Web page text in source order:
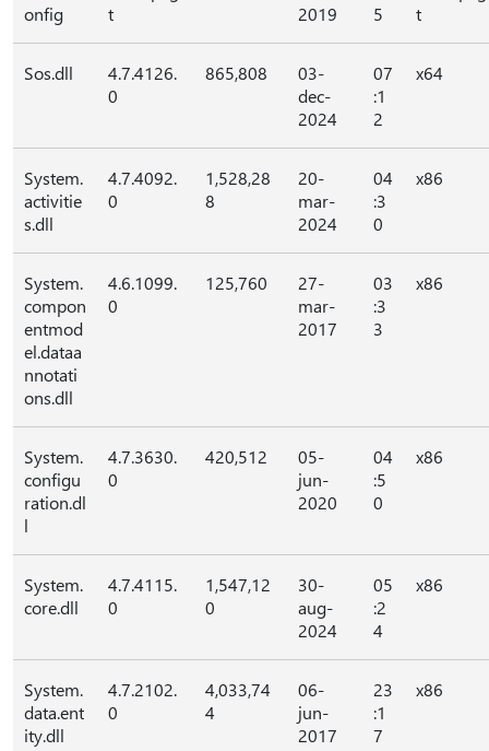
onfig
t
2019
5
t
Sos.dll
4.7.4126.
0
865,808
03-
dec-
2024
07
:1
2
x64
System.
activitie
s.dll
4.7.4092.
0
1,528,28
8
20-
mar-
2024
04
:3
0
x86
System.
compon
entmod
el.dataa
nnotati
ons.dll
4.6.1099.
0
125,760
27-
mar-
2017
03
:3
3
x86
System.
configu
ration.dl
l
4.7.3630.
0
420,512
05-
jun-
2020
04
:5
0
x86
System.
core.dll
4.7.4115.
0
1,547,12
0
30-
aug-
2024
05
:2
4
x86
System.
data.ent
ity.dll
4.7.2102.
0
4,033,74
4
06-
jun-
2017
23
:1
7
x86